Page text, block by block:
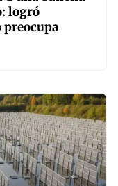
logró
preocupa